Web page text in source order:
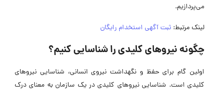
می‌پردازیم.
لینک مرتبط: ثبت آگهی استخدام رایگان
چگونه نیرو‌های کلیدی را شناسایی کنیم؟
اولین گام برای حفظ و نگهداشت نیروی انسانی، شناسایی نیرو‌های
کلیدی است. شناسایی نیرو‌های کلیدی در یک سازمان به معنای درک